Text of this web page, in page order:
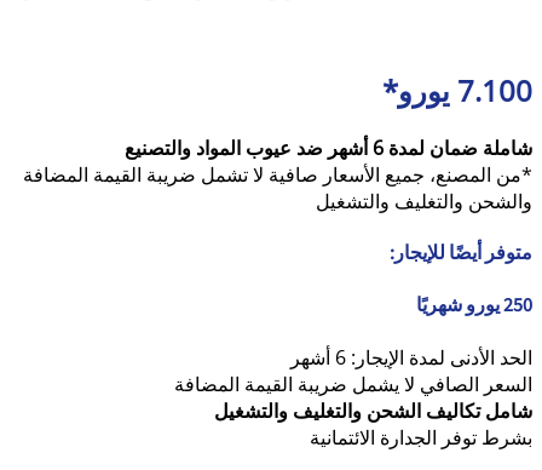
7.100 يورو*
شاملة ضمان لمدة 6 أشهر ضد عيوب المواد والتصنيع
*من المصنع، جميع الأسعار صافية لا تشمل ضريبة القيمة المضافة
والشحن والتغليف والتشغيل
متوفر أيضًا للإيجار:
250 يورو شهريًا
الحد الأدنى لمدة الإيجار: 6 أشهر
السعر الصافي لا يشمل ضريبة القيمة المضافة
شامل تكاليف الشحن والتغليف والتشغيل
بشرط توفر الجدارة الائتمانية